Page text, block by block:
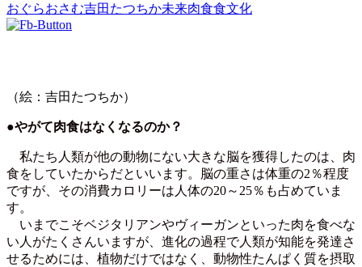
おぐらおさむ吉田たつちか未来肉食食文化
（絵：吉田たつちか）
●やがて肉食はなくなるのか？
私たち人類が他の動物にない大きな脳を獲得したのは、肉
食をしていたからだといいます。脳の重さは体重の2％程度
ですが、その消費カロリーは人体の20～25％も占めていま
す。
いまでこそベジタリアンやヴィーガンといった肉を食べな
い人がたくさんいますが、進化の過程で人類が知能を発達さ
せるためには、植物だけではなく、動物性たんぱく質を摂取